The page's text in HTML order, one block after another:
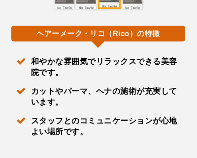
ヘアーメーク・リコ（Rico）の特徴
和やかな雰囲気でリラックスできる美容
院です。
カットやパーマ、ヘナの施術が充実して
います。
スタッフとのコミュニケーションが心地
よい場所です。